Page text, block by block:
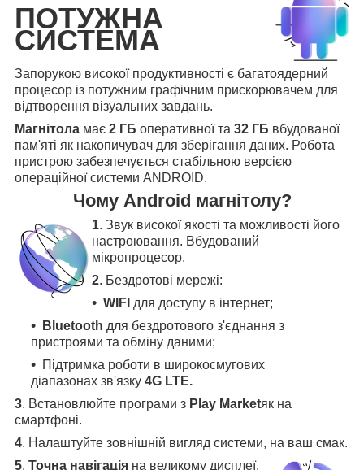
ПОТУЖНА
СИСТЕМА
Запорукою високої продуктивності є багатоядерний
процесор із потужним графічним прискорювачем для
відтворення візуальних завдань.
Магнітола має 2 ГБ оперативної та 32 ГБ вбудованої
пам'яті як накопичувач для зберігання даних. Робота
пристрою забезпечується стабільною версією
операційної системи ANDROID.
Чому Android магнітолу?
1. Звук високої якості та можливості його
настроювання. Вбудований
мікропроцесор.
2. Бездротові мережі:
WIFI для доступу в інтернет;
Bluetooth для бездротового з'єднання з
пристроями та обміну даними;
Підтримка роботи в широкосмугових
діапазонах зв'язку 4G LTE.
3. Встановлюйте програми з Play Marketяк на
смартфоні.
4. Налаштуйте зовнішній вигляд системи, на ваш смак.
5. Точна навігація на великому дисплеї.